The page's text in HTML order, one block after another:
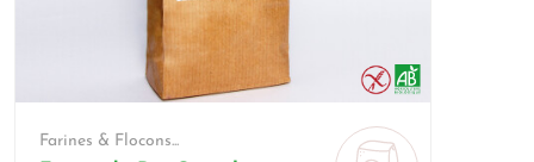
Farines & Flocons...